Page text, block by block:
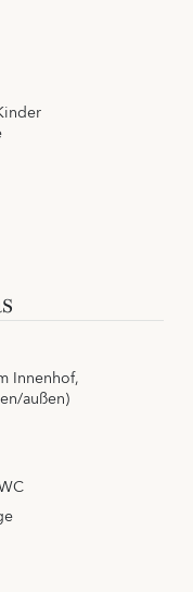
Innenhof,
außen)